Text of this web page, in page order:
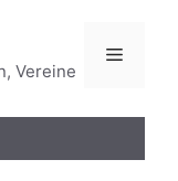
Vereine
Menü